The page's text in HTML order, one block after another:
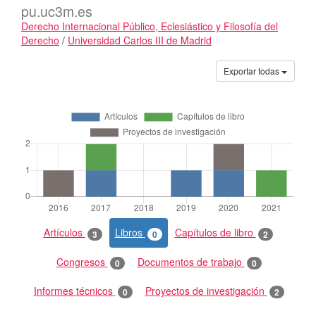
pu.uc3m.es
Derecho Internacional Público, Eclesiástico y Filosofía del
Derecho / Universidad Carlos III de Madrid
Exportar todas
Artículos 3 Libros 0 Capítulos de libro 2
Congresos 0 Documentos de trabajo 0
Informes técnicos 0 Proyectos de investigación 2